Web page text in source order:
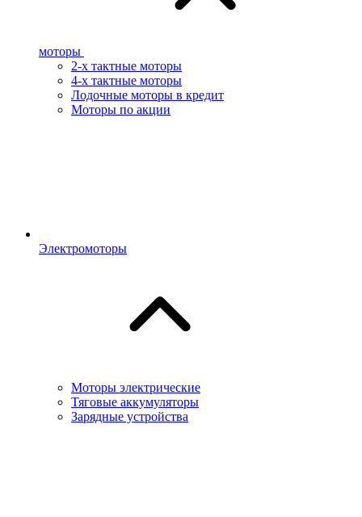
моторы
2-х тактные моторы
4-х тактные моторы
Лодочные моторы в кредит
Моторы по акции
Электромоторы
Моторы электрические
Тяговые аккумуляторы
Зарядные устройства